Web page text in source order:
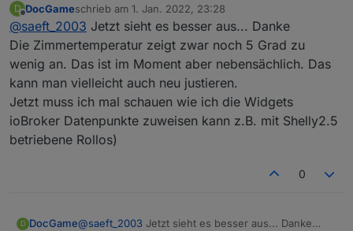
Wegen der temp das in der Konsole ausführen.
Dieautoexec.behat bei mir und vielen anderen
auch nicht funktioniert. Was mir geholen hat, ich
habe die Datei nspanel.beinautoexec.be
umbenannt.
Du musst auch noch die location setzen.
D
Offline
DocGameschrieb am 1. Jan. 2022, 23:28
zuletzt editiert von
@saeft_2003 Jetzt sieht es besser aus... Danke
Die Zimmertemperatur zeigt zwar noch 5 Grad zu
wenig an. Das ist im Moment aber nebensächlich. Das
kann man vielleicht auch neu justieren.
Jetzt muss ich mal schauen wie ich die Widgets
ioBroker Datenpunkte zuweisen kann z.B. mit Shelly2.5
betriebene Rollos)
0
D DocGame@saeft_2003 Jetzt sieht es besser aus... Danke